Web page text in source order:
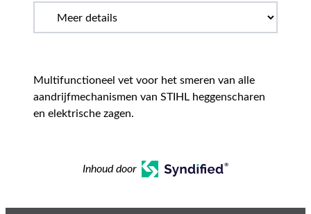
Multifunctioneel vet voor het smeren van alle
aandrijfmechanismen van STIHL heggenscharen
en elektrische zagen.
Inhoud door